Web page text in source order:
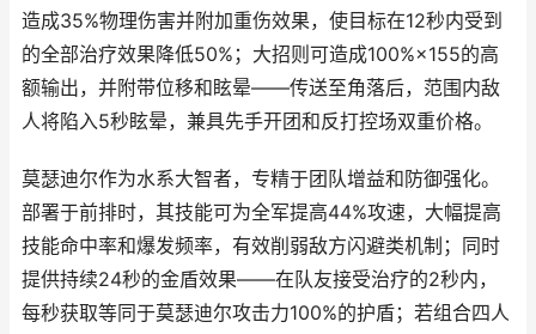
造成35%物理伤害并附加重伤效果，使目标在12秒内受到
的全部治疗效果降低50%；大招则可造成100%×155的高
额输出，并附带位移和眩晕——传送至角落后，范围内敌
人将陷入5秒眩晕，兼具先手开团和反打控场双重价格。
莫瑟迪尔作为水系大智者，专精于团队增益和防御强化。
部署于前排时，其技能可为全军提高44%攻速，大幅提高
技能命中率和爆发频率，有效削弱敌方闪避类机制；同时
提供持续24秒的金盾效果——在队友接受治疗的2秒内，
每秒获取等同于莫瑟迪尔攻击力100%的护盾；若组合四人